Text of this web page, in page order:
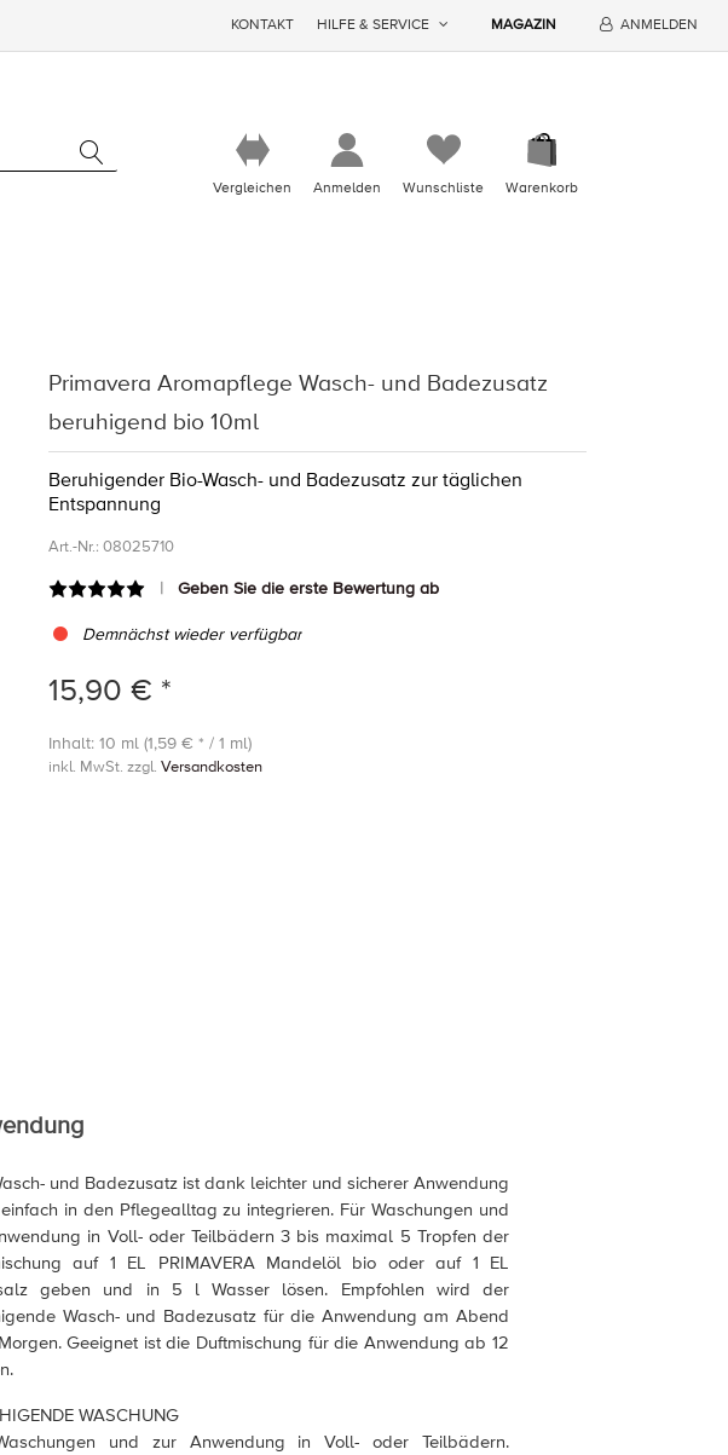
KONTAKT HILFE & SERVICE MAGAZIN ANMELDEN
Vergleichen Anmelden Wunschliste Warenkorb
Primavera Aromapflege Wasch- und Badezusatz
beruhigend bio 10ml
Beruhigender Bio-Wasch- und Badezusatz zur täglichen
Entspannung
Art.-Nr.: 08025710
Geben Sie die erste Bewertung ab
Demnächst wieder verfügbar
15,90 € *
Inhalt: 10 ml (1,59 € * / 1 ml)
inkl. MwSt. zzgl. Versandkosten
und Badezusatz ist dank leichter und sicherer Anwendung
in den Pflegealltag zu integrieren. Für Waschungen und
in Voll- oder Teilbädern 3 bis maximal 5 Tropfen der
auf 1 EL PRIMAVERA Mandelöl bio oder auf 1 EL
geben und in 5 l Wasser lösen. Empfohlen wird der
Wasch- und Badezusatz für die Anwendung am Abend
Geeignet ist die Duftmischung für die Anwendung ab 12
WASCHUNG
und zur Anwendung in Voll- oder Teilbädern.